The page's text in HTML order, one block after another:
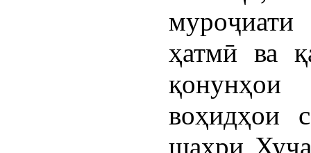
ҳатмӣ ва
воҳидҳои
шаҳри